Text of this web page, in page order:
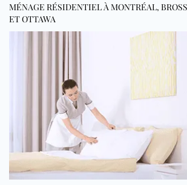
MÉNAGE RÉSIDENTIEL À MONTRÉAL,
ET OTTAWA